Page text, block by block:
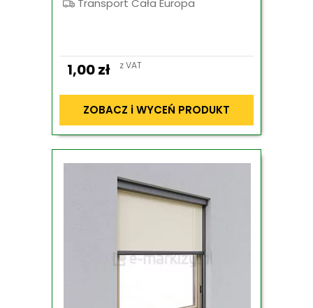
Transport Cała Europa
1,00zł z VAT
ZOBACZ i WYCEŃ PRODUKT